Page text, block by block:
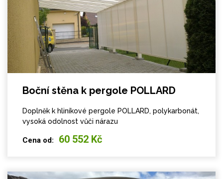
Boční stěna k pergole POLLARD
Doplněk k hliníkové pergole POLLARD, polykarbonát,
vysoká odolnost vůči nárazu
Cena od: 60 552 Kč